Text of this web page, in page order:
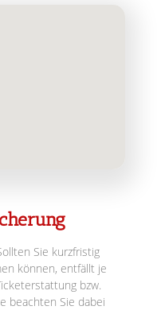
Sie kurzfristig
können, entfällt je
bzw.
beachten Sie dabei